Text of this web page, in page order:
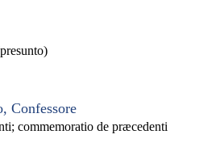
Confessore
commemoratio de præcedenti